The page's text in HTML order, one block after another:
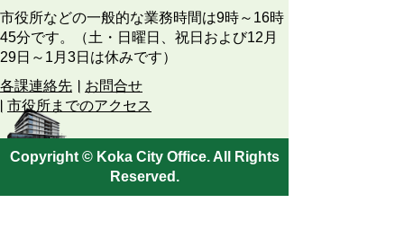
市役所などの一般的な業務時間は9時～16時
45分です。（土・日曜日、祝日および12月
29日～1月3日は休みです）
各課連絡先
お問合せ
市役所までのアクセス
Copyright © Koka City Office. All Rights
Reserved.